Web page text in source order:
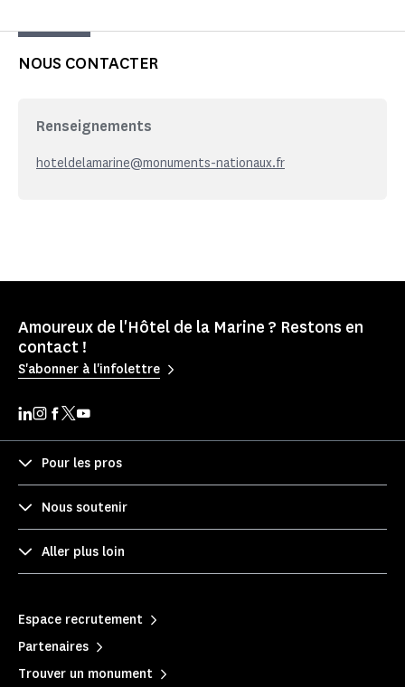
NOUS CONTACTER
Renseignements
hoteldelamarine@monuments-nationaux.fr
Amoureux de l'Hôtel de la Marine ? Restons en
contact !
S'abonner à l'infolettre
Pour les pros
Nous soutenir
Aller plus loin
Espace recrutement
Partenaires
Trouver un monument